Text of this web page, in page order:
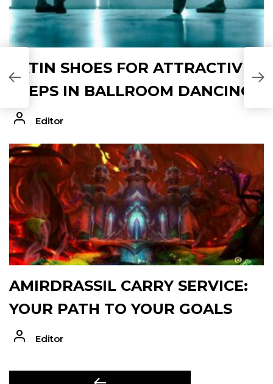
LATIN SHOES FOR ATTRACTIVE
STEPS IN BALLROOM DANCING
Editor
AMIRDRASSIL CARRY SERVICE:
YOUR PATH TO YOUR GOALS
Editor